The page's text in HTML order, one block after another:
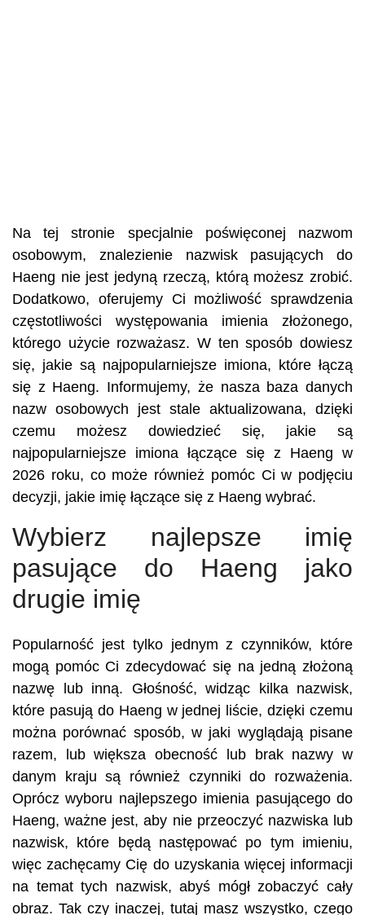
Na tej stronie specjalnie poświęconej nazwom
osobowym, znalezienie nazwisk pasujących do
Haeng nie jest jedyną rzeczą, którą możesz zrobić.
Dodatkowo, oferujemy Ci możliwość sprawdzenia
częstotliwości występowania imienia złożonego,
którego użycie rozważasz. W ten sposób dowiesz
się, jakie są najpopularniejsze imiona, które łączą
się z Haeng. Informujemy, że nasza baza danych
nazw osobowych jest stale aktualizowana, dzięki
czemu możesz dowiedzieć się, jakie są
najpopularniejsze imiona łączące się z Haeng w
2026 roku, co może również pomóc Ci w podjęciu
decyzji, jakie imię łączące się z Haeng wybrać.
Wybierz najlepsze imię
pasujące do Haeng jako
drugie imię
Popularność jest tylko jednym z czynników, które
mogą pomóc Ci zdecydować się na jedną złożoną
nazwę lub inną. Głośność, widząc kilka nazwisk,
które pasują do Haeng w jednej liście, dzięki czemu
można porównać sposób, w jaki wyglądają pisane
razem, lub większa obecność lub brak nazwy w
danym kraju są również czynniki do rozważenia.
Oprócz wyboru najlepszego imienia pasującego do
Haeng, ważne jest, aby nie przeoczyć nazwiska lub
nazwisk, które będą następować po tym imieniu,
więc zachęcamy Cię do uzyskania więcej informacji
na temat tych nazwisk, abyś mógł zobaczyć cały
obraz. Tak czy inaczej, tutaj masz wszystko, czego